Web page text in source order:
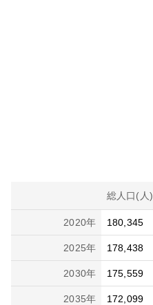
総人口(人)
2020年 180,345
2025年 178,438
2030年 175,559
2035年 172,099